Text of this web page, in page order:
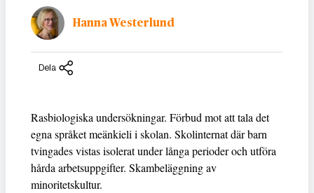
Hanna Westerlund
Dela
Rasbiologiska undersökningar. Förbud mot att tala det
egna språket meänkieli i skolan. Skolinternat där barn
tvingades vistas isolerat under långa perioder och utföra
hårda arbetsuppgifter. Skambeläggning av
minoritetskultur.